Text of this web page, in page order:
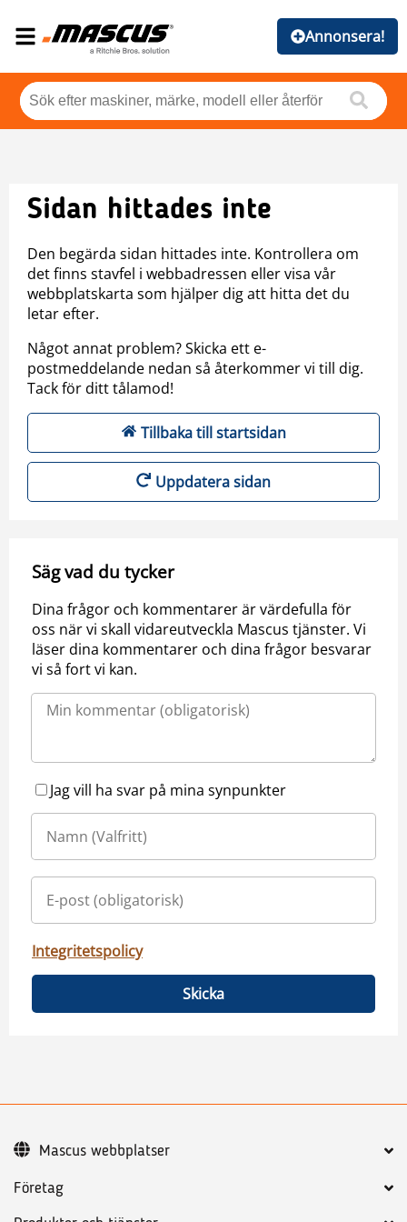
Annonsera!
Sidan hittades inte
Den begärda sidan hittades inte. Kontrollera om
det finns stavfel i webbadressen eller visa vår
webbplatskarta som hjälper dig att hitta det du
letar efter.
Något annat problem? Skicka ett e-
postmeddelande nedan så återkommer vi till dig.
Tack för ditt tålamod!
Tillbaka till startsidan
Uppdatera sidan
Säg vad du tycker
Dina frågor och kommentarer är värdefulla för
oss när vi skall vidareutveckla Mascus tjänster. Vi
läser dina kommentarer och dina frågor besvarar
vi så fort vi kan.
Jag vill ha svar på mina synpunkter
Integritetspolicy
Skicka
Företag
Mascus webbplatser